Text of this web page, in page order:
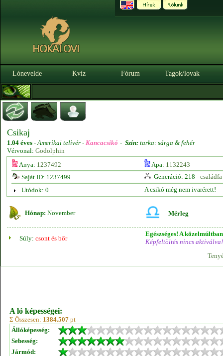
Lónevelde Kvíz Fórum Tagok/lovak
Csikaj
1.04 éves -Amerikai telivér - Kancacsikó - Szín: tarka: sárga & fehér
Vérvonal: Godolphin
Anya: 1237492 Apa: 1132243
Saját ID: 1237499
Generáció: 218 - családfa
Utódok: 0
A csikó még nem ivarérett!
Hónap: November Mérleg
Súly: csont és bőr
Egészséges! A
Képfeltöltés nincs aktiválva!
A ló képességei:
Σ Összesen: 1384.507 pt
Állóképesség:
Sebesség:
Jármód: